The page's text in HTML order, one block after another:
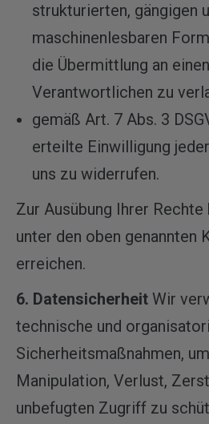
strukturierten, gängigen
maschinenlesbaren
die Übermittlung an
Verantwortlichen zu
gemäß Art. 7 Abs. 3
erteilte Einwilligung
uns zu widerrufen.
Zur Ausübung Ihrer Rechte
unter den oben genannten
erreichen.
6. Datensicherheit Wir
technische und
Sicherheitsmaßnahmen,
Manipulation, Verlust,
unbefugten Zugriff zu